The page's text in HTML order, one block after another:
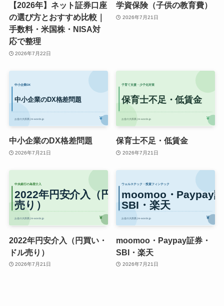
【2026年】ネット証券口座
の選び方とおすすめ比較｜
手数料・米国株・NISA対
応で整理
2026年7月22日
学資保険（子供の教育費）
2026年7月21日
中小企業のDX格差問題
2026年7月21日
保育士不足・低賃金
2026年7月21日
2022年円安介入（円買い・
ドル売り）
2026年7月21日
moomoo・Paypay証券・
SBI・楽天
2026年7月21日